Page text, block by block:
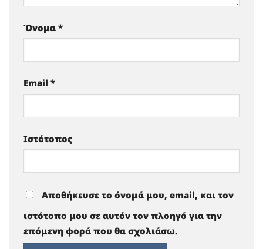
Όνομα *
Email *
Ιστότοπος
Αποθήκευσε το όνομά μου, email, και τον
ιστότοπο μου σε αυτόν τον πλοηγό για την
επόμενη φορά που θα σχολιάσω.